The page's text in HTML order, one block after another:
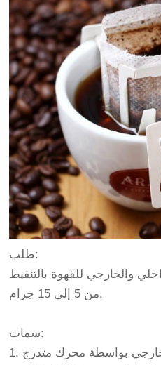
طلب:
والخارجي للقهوة بالتنقيط
من 5 إلى 15 جرام.
سمات:
1. يتم التحكم في ختم الكيس الخارجي بواسطة محرك متدرج